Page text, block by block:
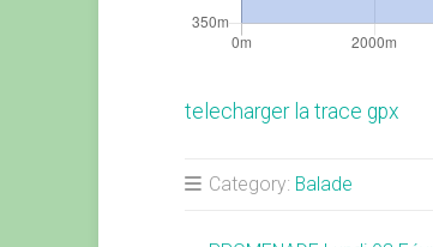
telecharger la trace gpx
Category: Balade